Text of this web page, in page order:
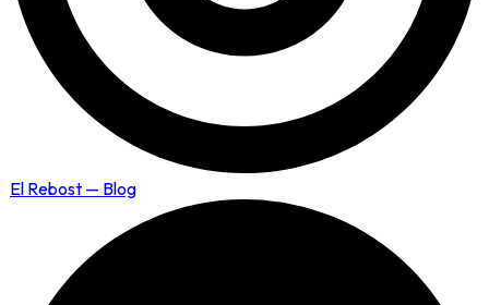
El Rebost — Blog